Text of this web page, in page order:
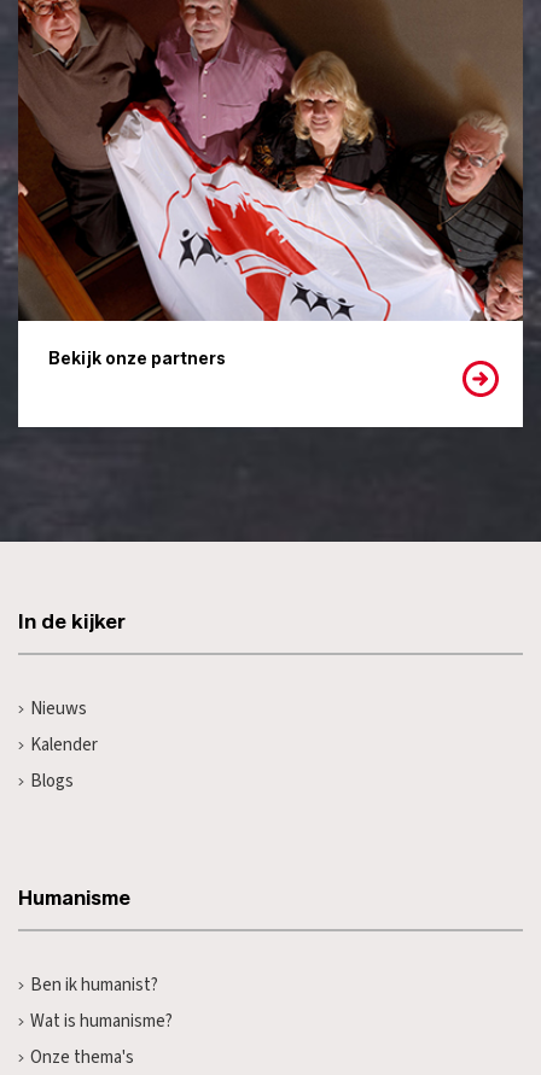
Bekijk onze partners
In de kijker
Nieuws
Kalender
Blogs
Humanisme
Ben ik humanist?
Wat is humanisme?
Onze thema's